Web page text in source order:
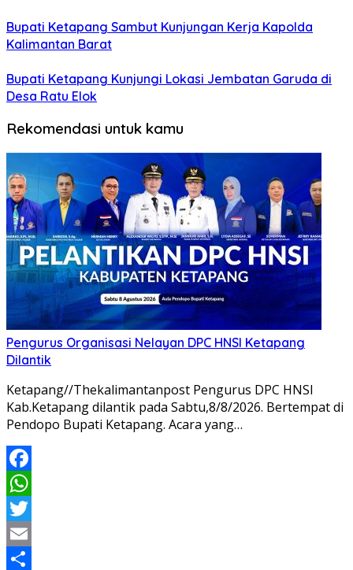
Bupati Ketapang Sambut Kunjungan Kerja Kapolda
Kalimantan Barat
Bupati Ketapang Kunjungi Lokasi Jembatan Garuda di
Desa Ratu Elok
Rekomendasi untuk kamu
Pengurus Organisasi Nelayan DPC HNSI Ketapang
Dilantik
Ketapang//Thekalimantanpost Pengurus DPC HNSI
Kab.Ketapang dilantik pada Sabtu,8/8/2026. Bertempat di
Pendopo Bupati Ketapang. Acara yang…
Facebook
WhatsApp
Twitter
Email